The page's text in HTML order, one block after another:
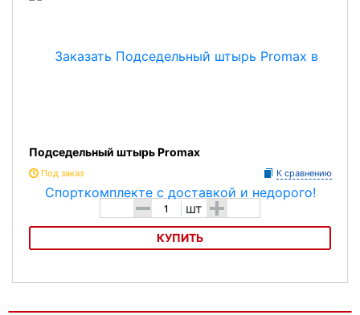
Подседельный штырь Promax
Под заказ К сравнению
- шт +
КУПИТЬ